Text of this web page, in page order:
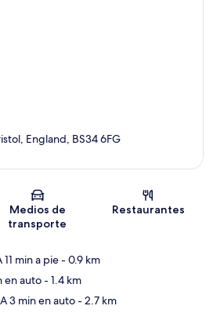
Sección del mapa
England, BS34 6FG
Medios de
transporte
Restaurantes
11 min a pie- 0.9 km
en auto- 1.4 km
3 min en auto- 2.7 km